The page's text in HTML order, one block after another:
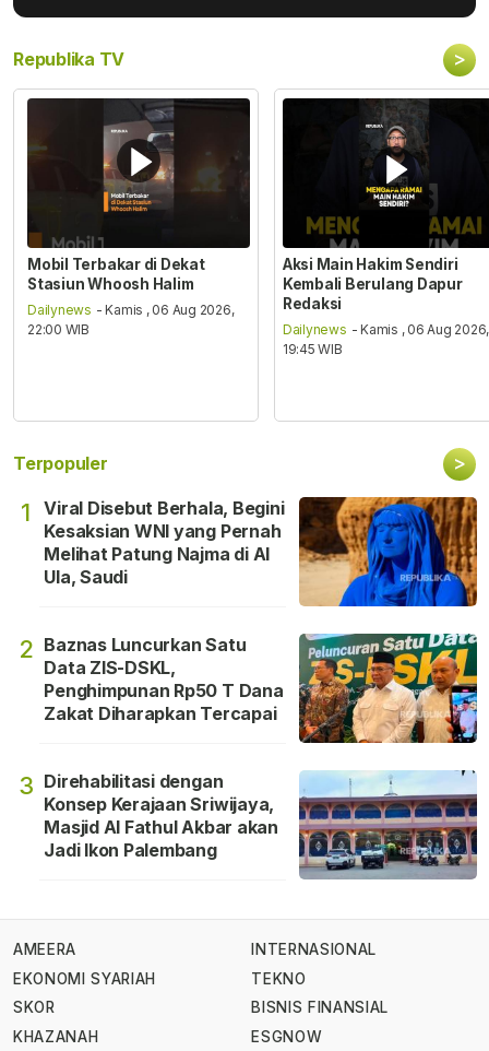
Republika TV >
Mobil Terbakar di Dekat
Stasiun Whoosh Halim
Dailynews - Kamis , 06 Aug 2026,
22:00 WIB
Aksi Main Hakim Sendiri
Kembali Berulang Dapur
Redaksi
Dailynews - Kamis , 06 Aug 2026,
19:45 WIB
Terpopuler >
1
Viral Disebut Berhala, Begini
Kesaksian WNI yang Pernah
Melihat Patung Najma di Al
Ula, Saudi
2 Baznas Luncurkan Satu
Data ZIS-DSKL,
Penghimpunan Rp50 T Dana
Zakat Diharapkan Tercapai
3 Direhabilitasi dengan
Konsep Kerajaan Sriwijaya,
Masjid Al Fathul Akbar akan
Jadi Ikon Palembang
AMEERA
EKONOMI SYARIAH
SKOR
KHAZANAH
INTERNASIONAL
TEKNO
BISNIS FINANSIAL
ESGNOW